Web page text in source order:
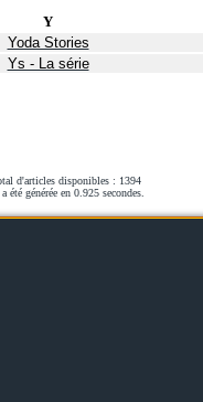
Y
Yoda Stories
Ys - La série
d'articles disponibles : 1394
été générée en 0.925 secondes.